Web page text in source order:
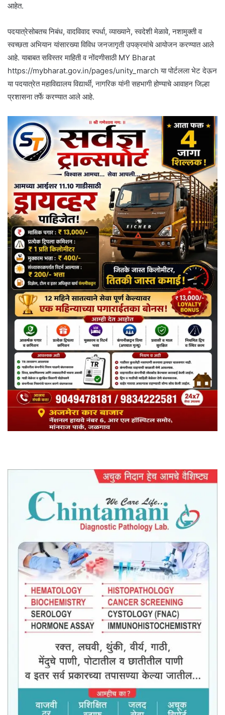
आहेत.
पदयात्रेसोबतच निबंध, वादविवाद स्पर्धा, व्याख्याने, स्वदेशी मेळावे, नशामुक्ती व
स्वच्छता अभियान यांसारख्या विविध जनजागृती उपक्रमांचे आयोजन करण्यात आले
आहे. याबाबत सविस्तर माहिती व नोंदणीसाठी MY Bharat
https://mybharat.gov.in/pages/unity_march या पोर्टलला भेट देऊन
या पदयात्रेत महाविद्यालय विद्यार्थी, नागरिक यांनी सहभागी होण्याचे आवाहन जिल्हा
प्रशासना तर्फे करण्यात आले आहे.